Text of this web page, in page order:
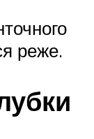
реже.